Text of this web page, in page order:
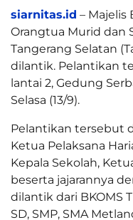
siarnitas.id – Majelis
Orangtua Murid dan
Tangerang Selatan
dilantik. Pelantikan
lantai 2, Gedung
Selasa (13/9).
Pelantikan tersebut
Ketua Pelaksana
Kepala Sekolah,
beserta jajarannya
dilantik dari BKOMS
SD, SMP, SMA